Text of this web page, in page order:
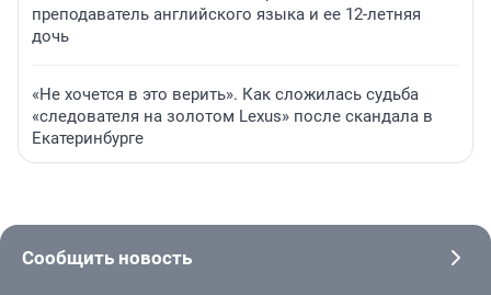
преподаватель английского языка и ее 12-летняя
дочь
«Не хочется в это верить». Как сложилась судьба
«следователя на золотом Lexus» после скандала в
Екатеринбурге
Сообщить новость